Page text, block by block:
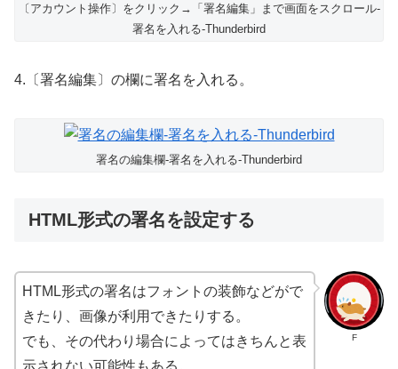
〔アカウント操作〕をクリック→「署名編集」まで画面をスクロール-
署名を入れる-Thunderbird
4.〔署名編集〕の欄に署名を入れる。
署名の編集欄-署名を入れる-Thunderbird
HTML形式の署名を設定する
F
HTML形式の署名はフォントの装飾などがで
きたり、画像が利用できたりする。
でも、その代わり場合によってはきちんと表
示されない可能性もある。